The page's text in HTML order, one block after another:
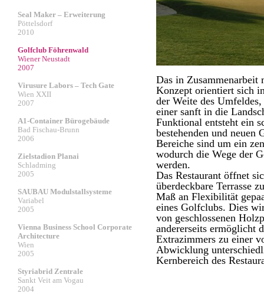
Seal Maker – Erweiterung
Pöttelsdorf
2010
Golfclub Föhrenwald
Wiener Neustadt
2007
Virusure Labors – Tech Gate
Wien XXII
2007
A1-Container Bürogebäude
Bad Fischau-Brunn
2006
Zielstadion Planai
Schladming
2005
SAUBAU Modulstallsysteme
Variabel
2005
Vienna Business School Corporate
Architecture
Wien
2005
Styriabrid Zentrale
Sankt Veit am Vogau
2004
Das in Zusammenarbeit
Konzept orientiert sich
der Weite des
einer sanft in die
Funktional entsteht ein
bestehenden und neuen
Bereiche sind um ein
wodurch die Wege der
werden.
Das Restaurant öffnet
überdeckbare Terrasse
Maß an Flexibilität
eines Golfclubs. Dies
von geschlossenen
andererseits ermöglicht
Extrazimmers zu einer
Abwicklung
Kernbereich des